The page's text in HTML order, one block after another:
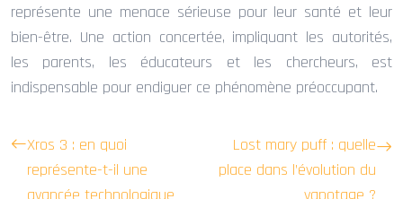
représente une menace sérieuse pour leur santé et leur
bien-être. Une action concertée, impliquant les autorités,
les parents, les éducateurs et les chercheurs, est
indispensable pour endiguer ce phénomène préoccupant.
Xros 3 : en quoi
représente-t-il une
avancée technologique
Lost mary puff : quelle
place dans l’évolution du
vapotage ?